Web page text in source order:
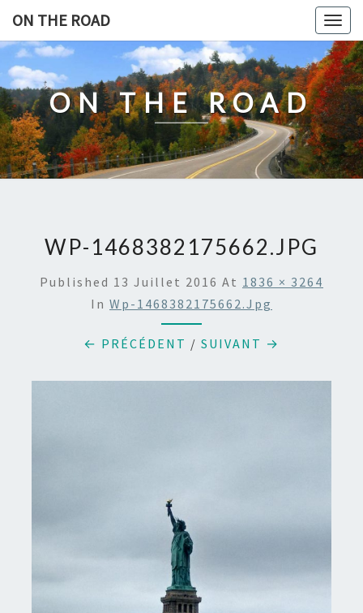
content
ON THE ROAD
ON THE ROAD
WP-1468382175662.JPG
Published 13 Juillet 2016 At 1836 × 3264
In Wp-1468382175662.jpg
← PRÉCÉDENT / SUIVANT →